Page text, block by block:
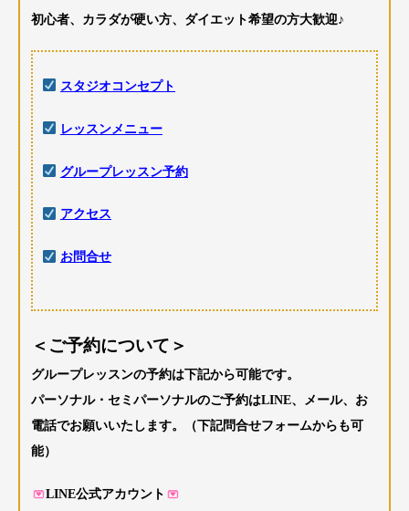
初心者、カラダが硬い方、ダイエット希望の方大歓迎♪
スタジオコンセプト
レッスンメニュー
グループレッスン予約
アクセス
お問合せ
＜ご予約について＞
グループレッスンの予約は下記から可能です。
パーソナル・セミパーソナルのご予約はLINE、メール、お
電話でお願いいたします。（下記問合せフォームからも可
能）
LINE公式アカウント